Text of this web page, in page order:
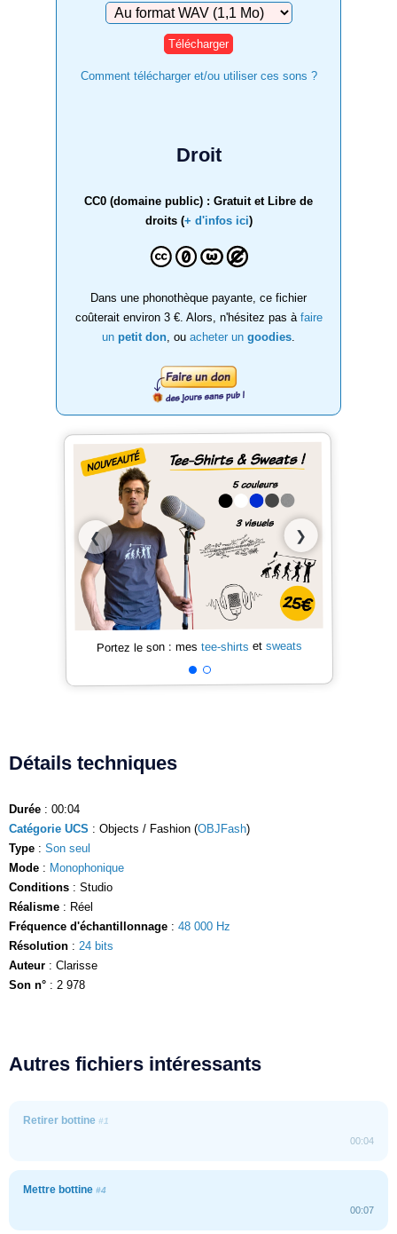
Télécharger
Comment télécharger et/ou utiliser ces sons ?
Droit
CC0 (domaine public) : Gratuit et Libre de
droits (+ d'infos ici)
Dans une phonothèque payante, ce fichier
coûterait environ 3 €. Alors, n'hésitez pas à faire
un petit don , ou acheter un goodies
❮ ❯
Portez le son : mes tee-shirts et sweats
Détails techniques
Durée : 00:04
Catégorie UCS : Objects / Fashion (OBJFash)
Type : Son seul
Mode : Monophonique
Conditions : Studio
Réalisme : Réel
Fréquence d'échantillonnage : 48 000 Hz
Résolution : 24 bits
Auteur : Clarisse
Son n° : 2 978
Autres fichiers intéressants
Retirer bottine #1
00:04
Mettre bottine #4
00:07